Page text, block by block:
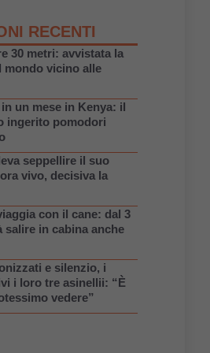
RECENTI
30 metri: avvistata la
mondo vicino alle
un mese in Kenya: il
ingerito pomodori
seppellire il suo
vivo, decisiva la
con il cane: dal 3
salire in cabina anche
e silenzio, i
i loro tre asinellii: “È
vedere”